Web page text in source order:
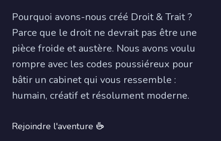
Pourquoi avons-nous créé Droit & Trait ?
Parce que le droit ne devrait pas être une
pièce froide et austère. Nous avons voulu
rompre avec les codes poussiéreux pour
bâtir un cabinet qui vous ressemble :
humain, créatif et résolument moderne.
Rejoindre l'aventure